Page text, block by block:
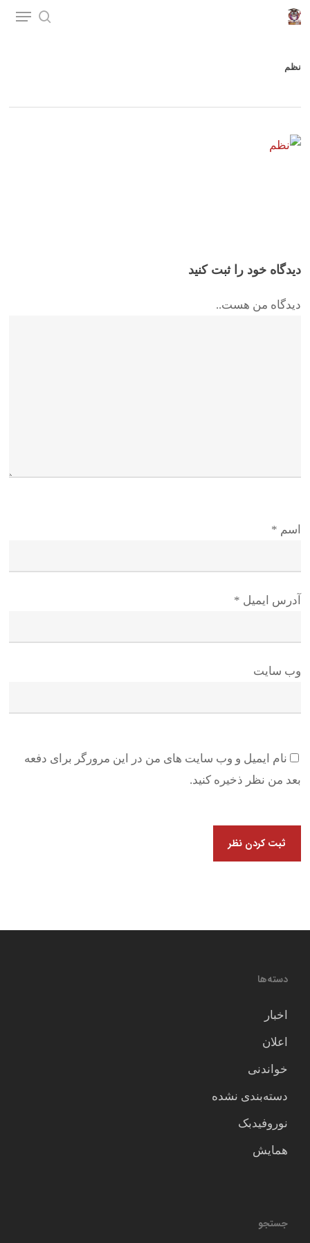
نظم
دیدگاه خود را ثبت کنید
دیدگاه من هست..
اسم *
آدرس ایمیل *
وب سایت
نام ایمیل و وب سایت های من در این مرورگر برای دفعه
بعد من نظر ذخیره کنید.
دسته‌ها
اخبار
اعلان
خواندنی
دسته‌بندی نشده
نوروفیدبک
همایش
جستجو